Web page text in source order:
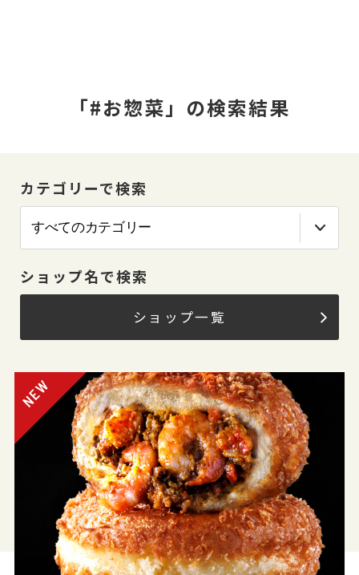
「#お惣菜」の検索結果
カテゴリーで検索
ショップ名で検索
ショップ一覧